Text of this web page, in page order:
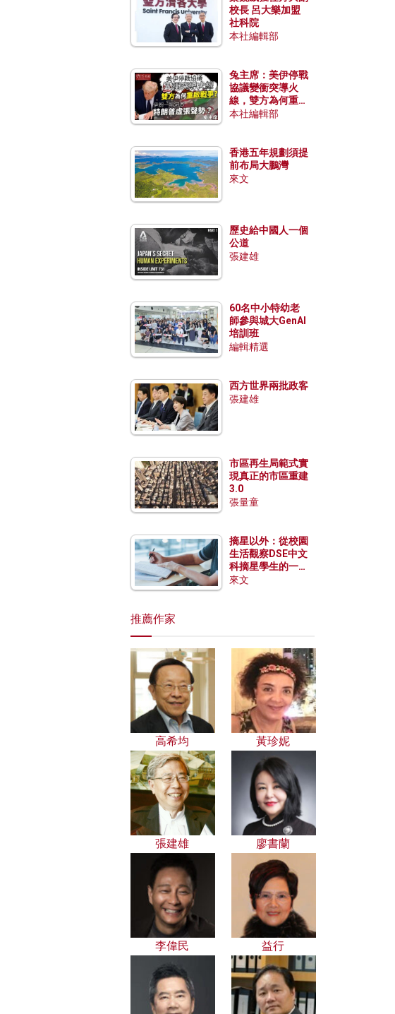
校長 呂大樂加盟
社科院
本社編輯部
兔主席：美伊停戰
協議變衝突導火
線，雙方為何重啟
戰爭？伊朗一早洞
本社編輯部
香港五年規劃須提
前布局大鵬灣
來文
歷史給中國人一個
公道
張建雄
60名中小特幼老
師參與城大GenAI
培訓班
編輯精選
西方世界兩批政客
張建雄
市區再生局範式實
現真正的市區重建
3.0
張量童
摘星以外：從校園
生活觀察DSE中文
科摘星學生的一點
特質
來文
推薦作家
高希均 黃珍妮
張建雄 廖書蘭
李偉民 益行